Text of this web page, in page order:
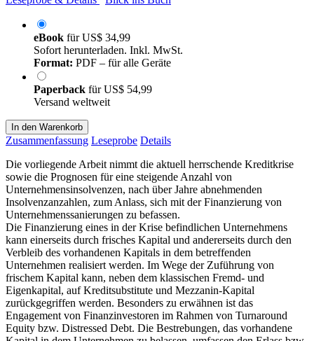
eBook fürUS$ 34,99
Sofort herunterladen. Inkl. MwSt.
Format: PDF – für alle Geräte
Paperback fürUS$ 54,99
Versand weltweit
In den Warenkorb
Zusammenfassung Leseprobe Details
Die vorliegende Arbeit nimmt die aktuell herrschende Kreditkrise
sowie die Prognosen für eine steigende Anzahl von
Unternehmensinsolvenzen, nach über Jahre abnehmenden
Insolvenzanzahlen, zum Anlass, sich mit der Finanzierung von
Unternehmenssanierungen zu befassen.
Die Finanzierung eines in der Krise befindlichen Unternehmens
kann einerseits durch frisches Kapital und andererseits durch den
Verbleib des vorhandenen Kapitals in dem betreffenden
Unternehmen realisiert werden. Im Wege der Zuführung von
frischem Kapital kann, neben dem klassischen Fremd- und
Eigenkapital, auf Kreditsubstitute und Mezzanin-Kapital
zurückgegriffen werden. Besonders zu erwähnen ist das
Engagement von Finanzinvestoren im Rahmen von Turnaround
Equity bzw. Distressed Debt. Die Bestrebungen, das vorhandene